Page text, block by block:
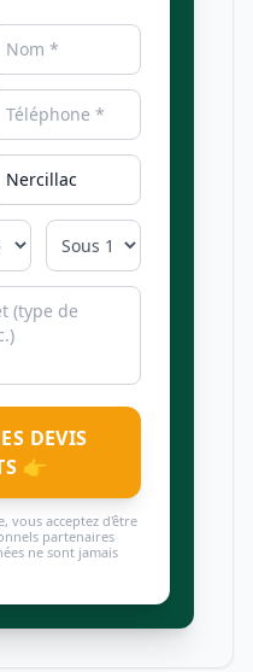
DEVIS
👉
vous acceptez d'être
partenaires
ne sont jamais